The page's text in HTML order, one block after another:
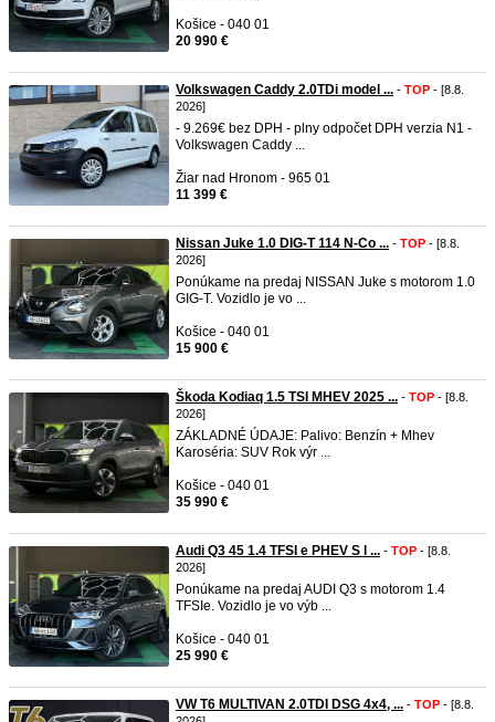
Košice - 040 01
20 990 €
Volkswagen Caddy 2.0TDi model ... - TOP - [8.8.
2026]
- 9.269€ bez DPH - plny odpočet DPH verzia N1 -
Volkswagen Caddy ...
Žiar nad Hronom - 965 01
11 399 €
Nissan Juke 1.0 DIG-T 114 N-Co ... - TOP - [8.8.
2026]
Ponúkame na predaj NISSAN Juke s motorom 1.0
GIG-T. Vozidlo je vo ...
Košice - 040 01
15 900 €
Škoda Kodiaq 1.5 TSI MHEV 2025 ... - TOP - [8.8.
2026]
ZÁKLADNÉ ÚDAJE: Palivo: Benzín + Mhev
Karoséria: SUV Rok výr ...
Košice - 040 01
35 990 €
Audi Q3 45 1.4 TFSI e PHEV S l ... - TOP - [8.8.
2026]
Ponúkame na predaj AUDI Q3 s motorom 1.4
TFSIe. Vozidlo je vo výb ...
Košice - 040 01
25 990 €
VW T6 MULTIVAN 2.0TDI DSG 4x4, ... - TOP - [8.8.